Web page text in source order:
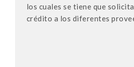
los cuales se tiene que
crédito a los diferentes